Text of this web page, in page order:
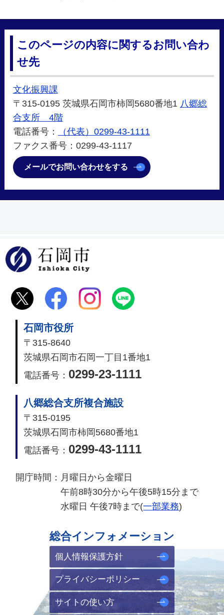
このページの内容に関するお問い合わ
せ先
文化振興課
〒315-0195 茨城県石岡市柿岡5680番地1 八郷総
合支所 4階
電話番号：
（代表）0299-43-1111
ファクス番号：0299-43-1117
メールでお問い合わせをする
石岡市役所
〒315-8640
茨城県石岡市石岡一丁目1番地1
電話番号： 0299-23-1111
八郷総合支所複合施設
〒315-0195
茨城県石岡市柿岡5680番地1
電話番号： 0299-43-1111
開庁時間： 月曜日から金曜日
午前8時30分から午後5時15分まで
水曜日 午後7時まで(一部業務)
総合インフォメーション
個人情報保護方針
プライバシーポリシー
サイトの使い方